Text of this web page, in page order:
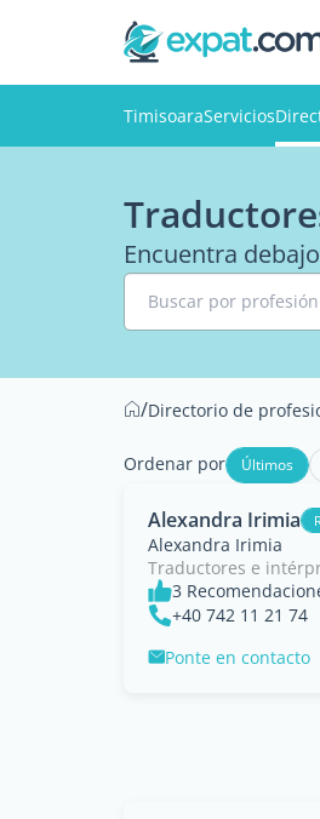
TimisoaraServicios
Encuentra
Buscar por profesión
/Directorio de
Ordenar por Últimos
Alexandra Irimia
Alexandra Irimia
Traductores e
3
+40 742 11 21 74
Ponte en contacto